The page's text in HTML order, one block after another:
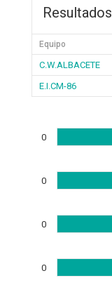
Resultados
Equipo
C.W.ALBACETE
E.I.CM-86
0
0
0
0